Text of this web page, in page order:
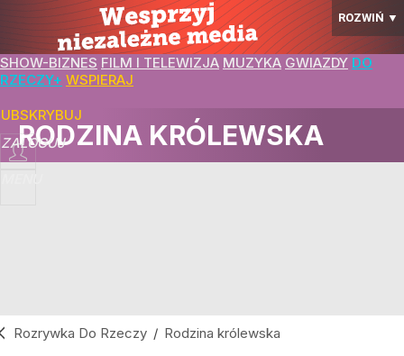
ROZWIŃ ▼
SHOW-BIZNES FILM I TELEWIZJA MUZYKA GWIAZDY DO
RZECZY+ WSPIERAJ
ZALOGUJ
RODZINA KRÓLEWSKA
Rozrywka Do Rzeczy / Rodzina królewska